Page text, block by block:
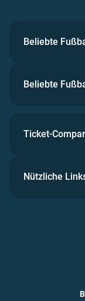
Beliebte
Beliebte
Ticket-
Nützliche